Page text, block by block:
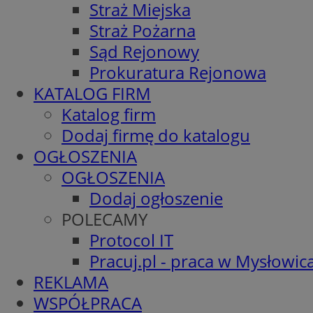
Straż Miejska
Straż Pożarna
Sąd Rejonowy
Prokuratura Rejonowa
KATALOG FIRM
Katalog firm
Dodaj firmę do katalogu
OGŁOSZENIA
OGŁOSZENIA
Dodaj ogłoszenie
POLECAMY
Protocol IT
Pracuj.pl - praca w
REKLAMA
WSPÓŁPRACA